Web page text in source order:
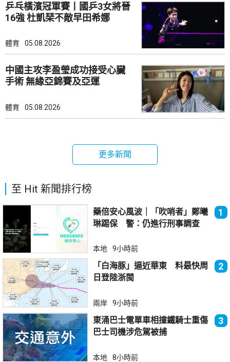
乒乓橫濱冠軍賽丨國乒3女將晉
16強 杜凱琹不敵早田希娜
體育 05.08.2026
中國主攻李盈瑩成功接受心臟
手術 無緣亞錦賽及亞運
體育 05.08.2026
更多新聞
至 Hit 新聞排行榜
藥倍安心風波｜「吹哨者」鄭曦
琳踢保 警：仍進行刑事調查
1
本地 9小時前
「白海豚」逼近華東 料最快周
日登陸浙閩
2
兩岸 9小時前
東涌巴士電單車相撞鐵騎士重傷
巴士司機涉危駕被捕
3
本地 8小時前